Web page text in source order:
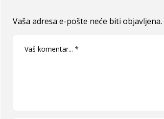
Vaša adresa e-pošte neće biti objavljena.